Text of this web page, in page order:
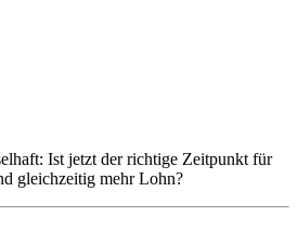
Ist jetzt der richtige Zeitpunkt für
gleichzeitig mehr Lohn?